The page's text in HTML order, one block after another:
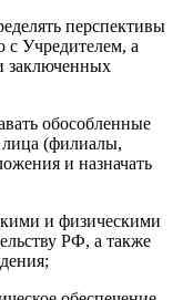
перспективы
с Учредителем, а
заключенных
обособленные
лица (филиалы,
и назначать
и физическими
РФ, а также